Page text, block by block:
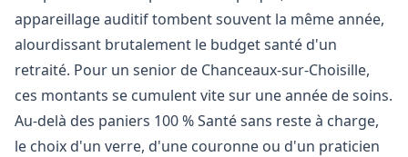
appareillage auditif tombent souvent la même année,
alourdissant brutalement le budget santé d'un
retraité. Pour un senior de Chanceaux-sur-Choisille,
ces montants se cumulent vite sur une année de soins.
Au-delà des paniers 100 % Santé sans reste à charge,
le choix d'un verre, d'une couronne ou d'un praticien